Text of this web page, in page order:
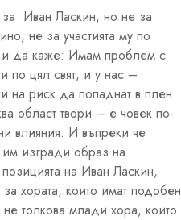
Иван Ласкин, но не за
не за участията му по
и да каже: Имам проблем с
по цял свят, и у нас –
на риск да попаднат в плен
област твори – е човек по-
влияния. И въпреки че
изгради образ на
на Иван Ласкин,
хората, които имат подобен
толкова млади хора, които